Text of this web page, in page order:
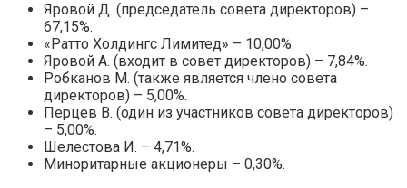
Яровой Д. (председатель совета директоров) –
67,15%.
«Ратто Холдингс Лимитед» – 10,00%.
Яровой А. (входит в совет директоров) – 7,84%.
Робканов М. (также является члено совета
директоров) – 5,00%.
Перцев В. (один из участников совета директоров)
– 5,00%.
Шелестова И. – 4,71%.
Миноритарные акционеры – 0,30%.